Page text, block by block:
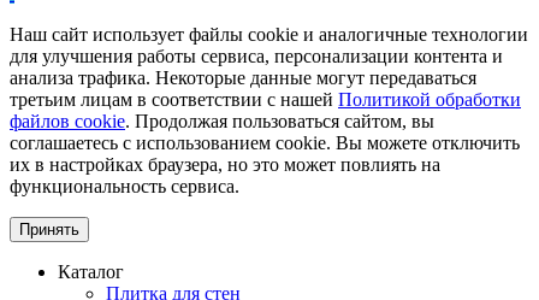
Наш сайт использует файлы cookie и аналогичные технологии
для улучшения работы сервиса, персонализации контента и
анализа трафика. Некоторые данные могут передаваться
третьим лицам в соответствии с нашей Политикой обработки
файлов cookie. Продолжая пользоваться сайтом, вы
соглашаетесь с использованием cookie. Вы можете отключить
их в настройках браузера, но это может повлиять на
функциональность сервиса.
Принять
Каталог
Плитка для стен